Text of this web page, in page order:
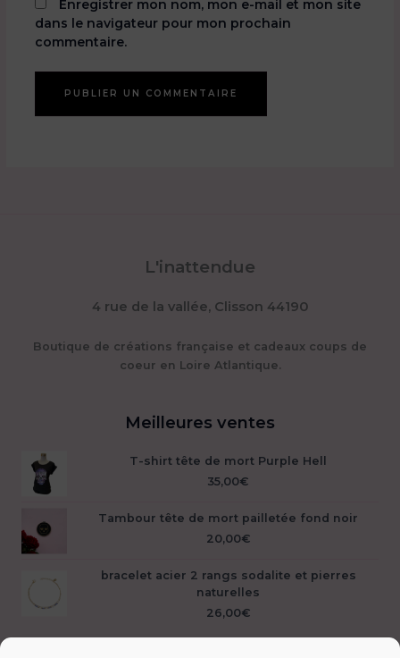
Enregistrer mon nom, mon e-mail et mon site
dans le navigateur pour mon prochain
commentaire.
L'inattendue
4 rue de la vallée, Clisson 44190
Boutique de créations française et cadeaux coups de
coeur en Loire Atlantique.
Meilleures ventes
T-shirt tête de mort Purple Hell
35,00€
Tambour tête de mort pailletée fond noir
20,00€
bracelet acier 2 rangs sodalite et pierres
naturelles
26,00€